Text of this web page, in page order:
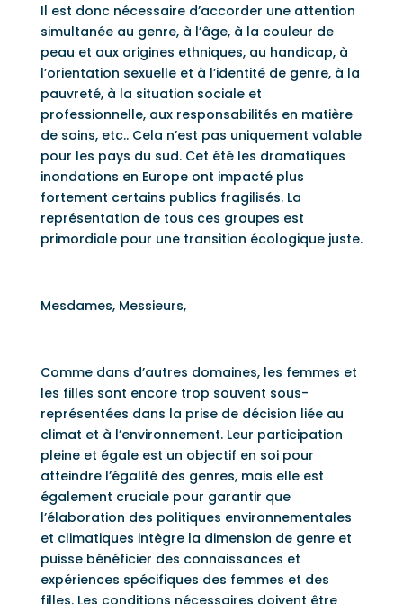
Il est donc nécessaire d’accorder une attention
simultanée au genre, à l’âge, à la couleur de
peau et aux origines ethniques, au handicap, à
l’orientation sexuelle et à l’identité de genre, à la
pauvreté, à la situation sociale et
professionnelle, aux responsabilités en matière
de soins, etc.. Cela n’est pas uniquement valable
pour les pays du sud. Cet été les dramatiques
inondations en Europe ont impacté plus
fortement certains publics fragilisés. La
représentation de tous ces groupes est
primordiale pour une transition écologique juste.
Mesdames, Messieurs,
Comme dans d’autres domaines, les femmes et
les filles sont encore trop souvent sous-
représentées dans la prise de décision liée au
climat et à l’environnement. Leur participation
pleine et égale est un objectif en soi pour
atteindre l’égalité des genres, mais elle est
également cruciale pour garantir que
l’élaboration des politiques environnementales
et climatiques intègre la dimension de genre et
puisse bénéficier des connaissances et
expériences spécifiques des femmes et des
filles. Les conditions nécessaires doivent être